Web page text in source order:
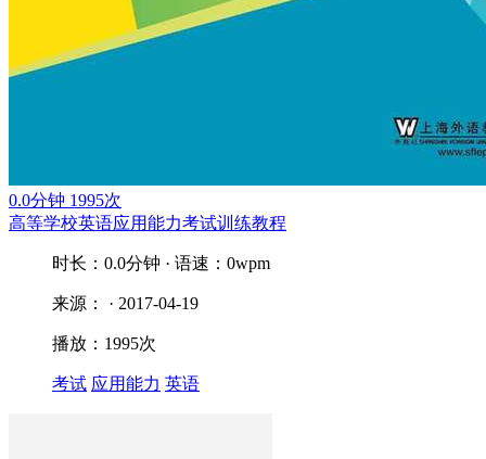
0.0分钟 1995次
高等学校英语应用能力考试训练教程
时长：0.0分钟 · 语速：0wpm
来源： · 2017-04-19
播放：1995次
考试 应用能力 英语